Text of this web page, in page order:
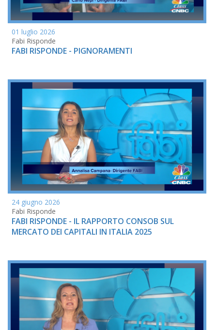
01 luglio 2026
Fabi Risponde
FABI RISPONDE - PIGNORAMENTI
24 giugno 2026
Fabi Risponde
FABI RISPONDE - IL RAPPORTO CONSOB SUL
MERCATO DEI CAPITALI IN ITALIA 2025